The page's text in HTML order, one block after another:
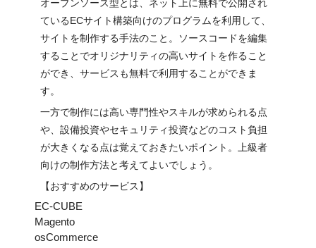
オープンソース型とは、ネット上に無料で公開され
ているECサイト構築向けのプログラムを利用して、
サイトを制作する手法のこと。ソースコードを編集
することでオリジナリティの高いサイトを作ること
ができ、サービスも無料で利用することができま
す。
一方で制作には高い専門性やスキルが求められる点
や、設備投資やセキュリティ投資などのコスト負担
が大きくなる点は覚えておきたいポイント。上級者
向けの制作方法と考えてよいでしょう。
【おすすめのサービス】
EC-CUBE
Magento
osCommerce